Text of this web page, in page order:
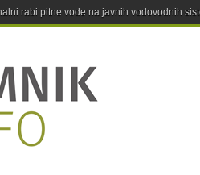
rabi pitne vode na javnih vodovodnih